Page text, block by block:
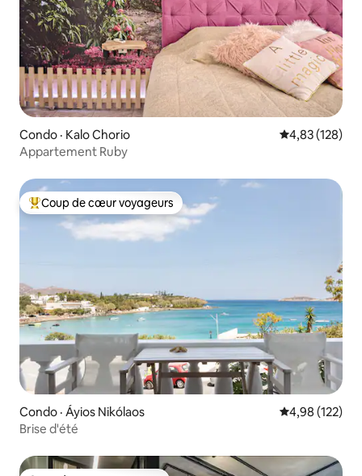
Condo · Kalo Chorio Note
4,83 (128)
Appartement Ruby
Coup de cœur voyageurs parmi les plus aimés
Coup de cœur voyageurs
Condo · Áyios Nikólaos Note
4,98 (122)
Brise d'été